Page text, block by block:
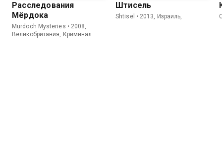
Расследования
Мёрдока
Murdoch Mysteries • 2008,
Великобритания, Криминал
Штисель
Shtisel • 2013, Израиль,